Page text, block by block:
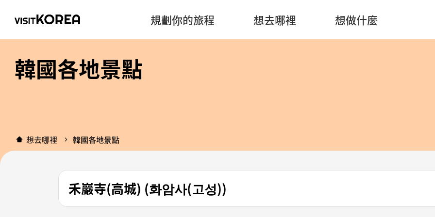
規劃你的旅程 想去哪裡 想做什麼
韓國各地景點
想去哪裡 韓國各地景點
禾巖寺(高城) (화암사(고성))